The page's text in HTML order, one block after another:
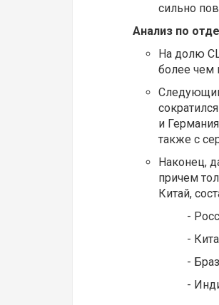
сильно
Анализ по
На долю
более чем
и
также с
Наконец,
причем
Китай,
-
-
-
-